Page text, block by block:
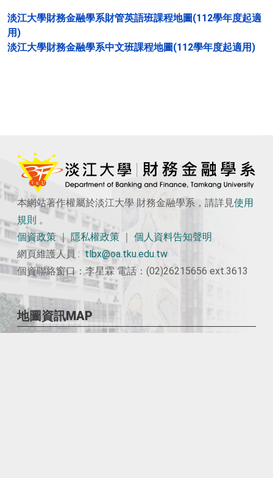
淡江大學財務金融學系財管英語班課程地圖(112學年度起適
用)
淡江大學財務金融學系中文班課程地圖(112學年度起適用)
本網站著作權屬於淡江大學 財務金融學系，請詳見使用
規則 。
個資政策｜隱私權政策
個人資料告知聲明
網頁維護人員 :tlbx@oa.tku.edu.tw
個資聯絡窗口：李星霖 電話：(02)26215656 ext.3613
地圖資訊MAP